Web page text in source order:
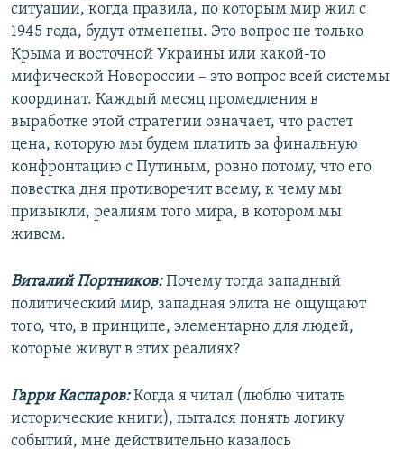
ситуации, когда правила, по которым мир жил с
1945 года, будут отменены. Это вопрос не только
Крыма и восточной Украины или какой-то
мифической Новороссии – это вопрос всей системы
координат. Каждый месяц промедления в
выработке этой стратегии означает, что растет
цена, которую мы будем платить за финальную
конфронтацию с Путиным, ровно потому, что его
повестка дня противоречит всему, к чему мы
привыкли, реалиям того мира, в котором мы
живем.
Виталий Портников:Почему тогда западный
политический мир, западная элита не ощущают
того, что, в принципе, элементарно для людей,
которые живут в этих реалиях?
Гарри Каспаров:Когда я читал (люблю читать
исторические книги), пытался понять логику
событий, мне действительно казалось